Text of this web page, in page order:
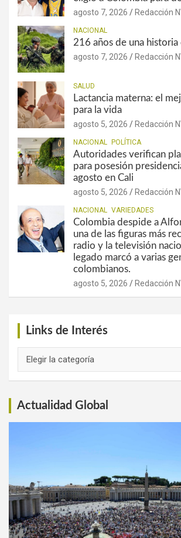
agosto 7, 2026 Redacción
NACIONAL
216 años de una
agosto 7, 2026 Redacción
SALUD
Lactancia materna: el
para la vida
agosto 5, 2026 Redacción
NACIONAL POLÍTICA
Autoridades verifican
para posesión
agosto en Cali
agosto 5, 2026 Redacción
NACIONAL VARIEDADES
Colombia despide a
una de las figuras más
radio y la televisión
legado marcó a varias
colombianos.
agosto 5, 2026 Redacción
Links de Interés
Actualidad Global